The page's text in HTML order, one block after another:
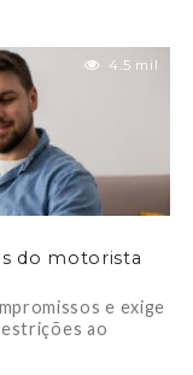
4.5 mil
do motorista
e exige
ao